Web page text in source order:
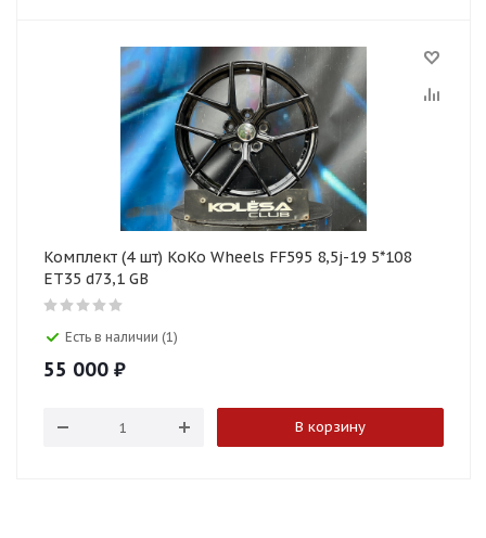
Комплект (4 шт) KoKo Wheels FF595 8,5j-19 5*108
ET35 d73,1 GB
Есть в наличии (1)
55 000 ₽
В корзину